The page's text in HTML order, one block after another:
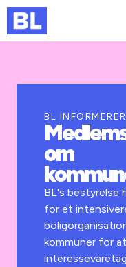
Kurser og
Jobportalen
BL
om
BL's
for et
kommuner for